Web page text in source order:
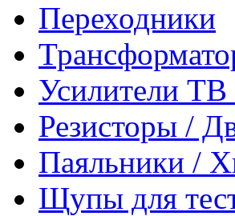
Переходники
Усилители
Резисторы /
Паяльники /
Щупы для